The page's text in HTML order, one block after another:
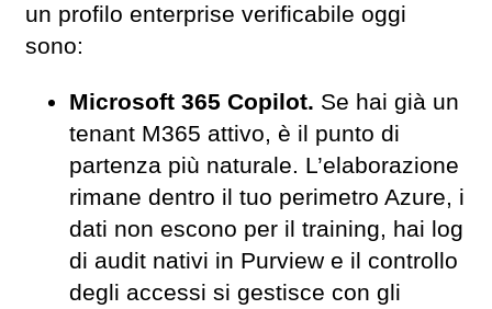
un profilo enterprise verificabile oggi
sono:
Microsoft 365 Copilot. Se hai già un
tenant M365 attivo, è il punto di
partenza più naturale. L’elaborazione
rimane dentro il tuo perimetro Azure, i
dati non escono per il training, hai log
di audit nativi in Purview e il controllo
degli accessi si gestisce con gli